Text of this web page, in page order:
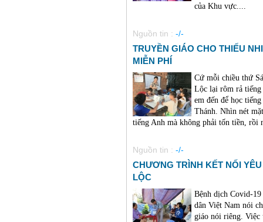
của Khu vực....
Nguồn tin : -/-
TRUYỀN GIÁO CHO THIẾU
MIỄN PHÍ
Cứ mỗi chiều thứ
Lộc lại rôm rả tiếng
em đến để học
Thánh. Nhìn nét
tiếng Anh mà không phải tốn tiền, rồi
Nguồn tin : -/-
CHƯƠNG TRÌNH KẾT NỐI
LỘC
Bệnh dịch Covid-
dân Việt Nam nói
giáo nói riêng.